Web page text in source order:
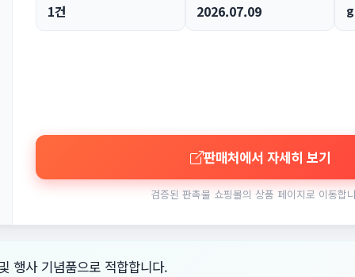
1건 2026.07.09
판매처에서 자세히 보기
검증된 판촉물 쇼핑몰의 상품 페이지로 이동합
행사 기념품으로 적합합니다.